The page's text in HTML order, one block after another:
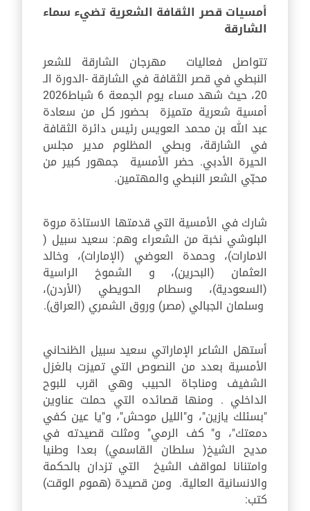
أمسيات قصر الثقافة الشعرية تضيء سماء
الشارقة
تتواصل فعاليات مهرجان الشارقة للشعر
النبطي في قصر الثقافة في الشارقة -الدورة الـ
20، حيث شهد مساء يوم الجمعة 6 شباط2026
أمسية شعرية متميزة بحضور كل من سعادة
عبد الله بن محمد العويس رئيس دائرة الثقافة
في الشارقة، وبطي المظلوم مدير مجلس
الحيرة الأدبي. حضر الأمسية جمهور كبير من
محبّي الشعر النبطي والمهتمين.
شارك في الأمسية التي قدمتها الاستاذة مروة
البلوشي نخبة من الشعراء وهم: سعيد سبيل (
الامارات)، وحمدة العوضي (الإمارات)، وخالد
العثمان (البحرين)، و الشموخ الراسية
(السعودية)، وسطام الحويطي (الأردن)،
وسلمان الجبالي (مصر) وروق الشمري (العراق).
أستهل الشاعر الإماراتي سعيد سبيل الظنحاني
الأمسية بعدد من النصوص التي تميزت بالغزل
الشفيف ومناجاة الحبيب وهي اقرب للبوح
الداخلي . ومنها قصائده التي حملت عناوين
"بسئلك يازين"، و"الليل موحش"، و"يا عين كفي
دمعتك"، و" كف الرمي" ومثلت قصيدته في
مديح الشيخ( سلطان القاسمي) بعدا وطنيا
وامتنانا لمواقف الشيخ التي تزدان بالحكمة
والانسانية العالية. ومن قصيدة (هموم الوقت)
كتب: